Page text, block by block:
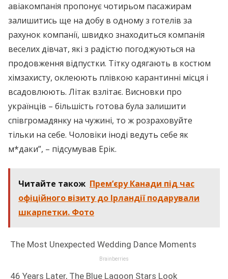
авіакомпанія пропонує чотирьом пасажирам
залишитись ще на добу в одному з готелів за
рахунок компанії, швидко знаходиться компанія
веселих дівчат, які з радістю погоджуються на
продовження відпустки. Тітку одягають в костюм
хімзахисту, оклеюють плівкою карантинні місця і
всадовлюють. Літак взлітає. Висновки про
українців – більшість готова була залишити
співгромадянку на чужині, то ж розраховуйте
тільки на себе. Чоловіки іноді ведуть себе як
м*даки”, – підсумував Ерік.
Читайте також Прем’єру Канади під час
офіційного візиту до Ірландії подарували
шкарпетки. Фото